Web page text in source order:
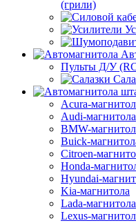
(грили)
Пульты Д/У
Acura-
Audi-магнитола
BMW-
Buick-
Citroen-
Honda-
Hyundai-
Kia-магнитола
Lada-магнитола
Lexus-